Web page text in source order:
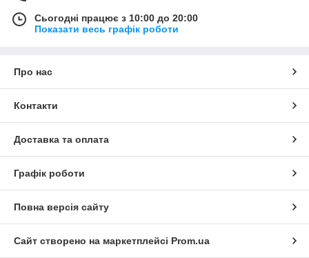
Сьогодні працює з 10:00 до 20:00
Показати весь графік роботи
Про нас
Контакти
Доставка та оплата
Графік роботи
Повна версія сайту
Сайт створено на маркетплейсі Prom.ua